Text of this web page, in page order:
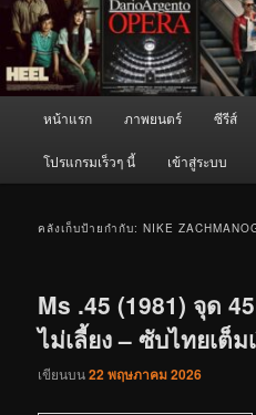
หน้าแรก ภาพยนตร์ ซีรีส์
โปรแกรมเร็วๆ นี้ เข้าสู่ระบบ
คลังเก็บป้ายกำกับ:NIKE
Ms .45 (1981) จุด
ไม่เลี้ยง – ซับไทยเต็ม
เขียนบน22 พฤษภาคม 2026